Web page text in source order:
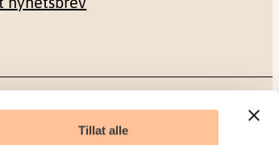
Tillat alle
medier